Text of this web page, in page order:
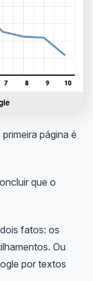
página é
que o
fatos: os
Ou
por textos